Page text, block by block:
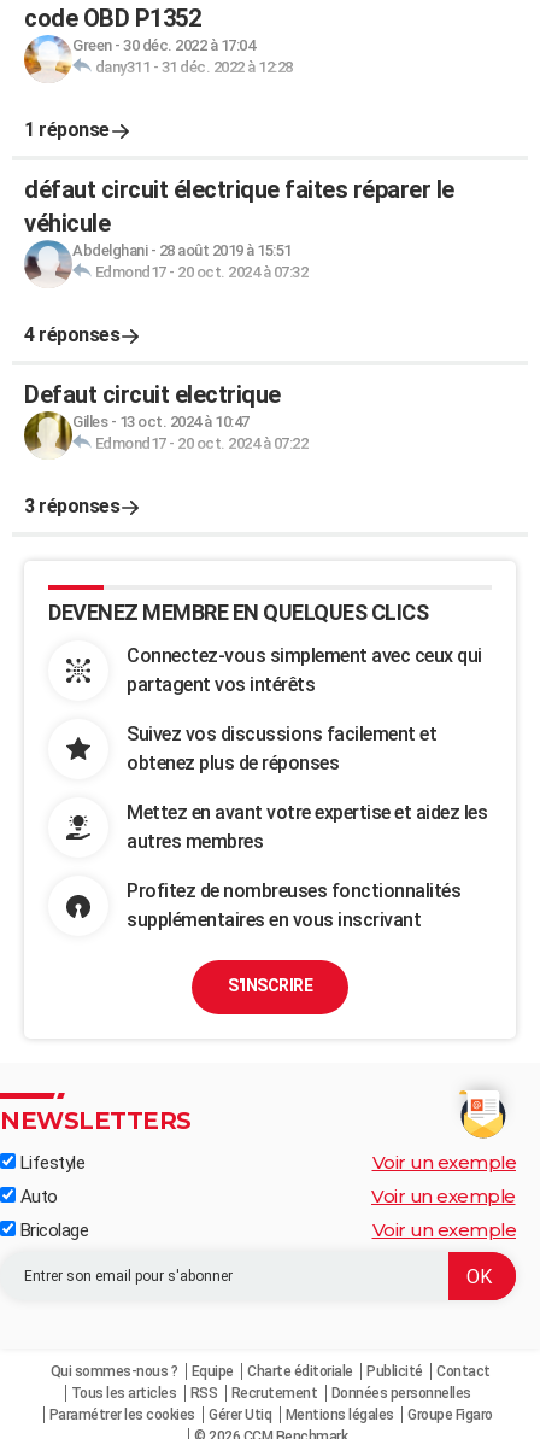
code OBD P1352
Green- 30 déc. 2022 à 17:04
dany311 - 31 déc. 2022 à 12:28
1 réponse
défaut circuit électrique faites réparer le
véhicule
Abdelghani- 28 août 2019 à 15:51
Edmond17- 20 oct. 2024 à 07:32
4 réponses
Defaut circuit electrique
Gilles- 13 oct. 2024 à 10:47
Edmond17- 20 oct. 2024 à 07:22
3 réponses
DEVENEZ MEMBRE EN QUELQUES CLICS
Connectez-vous simplement avec ceux qui
partagent vos intérêts
Suivez vos discussions facilement et
obtenez plus de réponses
Mettez en avant votre expertise et aidez les
autres membres
Profitez de nombreuses fonctionnalités
supplémentaires en vous inscrivant
S'INSCRIRE
NEWSLETTERS
Lifestyle Voir un exemple
Auto Voir un exemple
Bricolage Voir un exemple
Qui sommes-nous ? Equipe Charte éditoriale Publicité
Contact
Tous les articles
RSS Recrutement
Données personnelles
Paramétrer les cookies
Gérer Utiq Mentions légales
Groupe Figaro